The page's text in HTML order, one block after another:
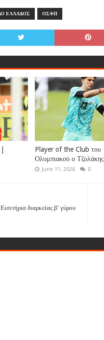
ΕΛΛΑΔΟΣ ΟΣΦΠ
Player of the Club του
Ολυμπιακού ο Τζολάκης
June 11, 2026 0
διαρκείας β' γύρου